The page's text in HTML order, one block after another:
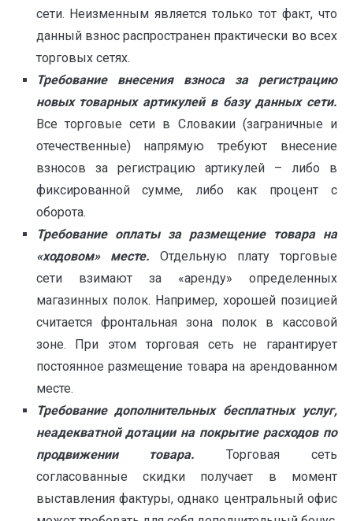
сети. Неизменным является только тот факт, что
данный взнос распространен практически во всех
торговых сетях.
Требование внесения взноса за регистрацию
новых товарных артикулей в базу данных сети.
Все торговые сети в Словакии (заграничные и
отечественные) напрямую требуют внесение
взносов за регистрацию артикулей – либо в
фиксированной сумме, либо как процент с
оборота.
Требование оплаты за размещение товара на
«ходовом» месте. Отдельную плату торговые
сети взимают за «аренду» определенных
магазинных полок. Например, хорошей позицией
считается фронтальная зона полок в кассовой
зоне. При этом торговая сеть не гарантирует
постоянное размещение товара на арендованном
месте.
Требование дополнительных бесплатных услуг,
неадекватной дотации на покрытие расходов по
продвижении товара.Торговая сеть
согласованные скидки получает в момент
выставления фактуры, однако центральный офис